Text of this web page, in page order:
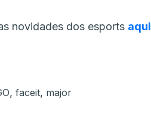
novidades dos esports aqui
, faceit, major